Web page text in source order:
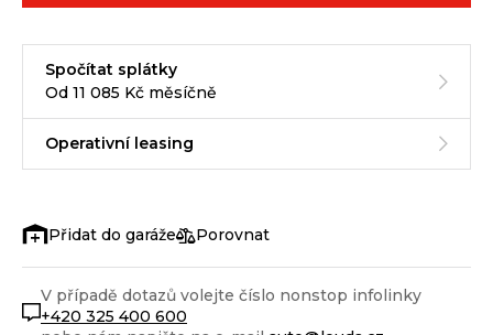
Spočítat splátky
Od 11 085 Kč měsíčně
Operativní leasing
Porovnat
V případě dotazů volejte číslo nonstop infolinky
+420 325 400 600